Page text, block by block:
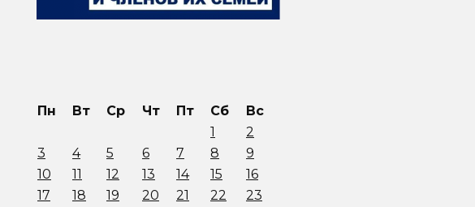
Пн Вт Ср Чт Пт Сб
Вс
1
2
3
4 5 6 7 8
9
10
11 12 13 14 15
16
17
18 19 20 21 22
23